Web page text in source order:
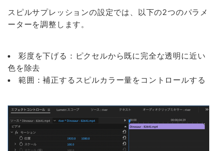
スピルサプレッションの設定では、以下の2つのパラメ
ーターを調整します。
彩度を下げる：ピクセルから既に完全な透明に近い
色を除去
範囲：補正するスピルカラー量をコントロールする